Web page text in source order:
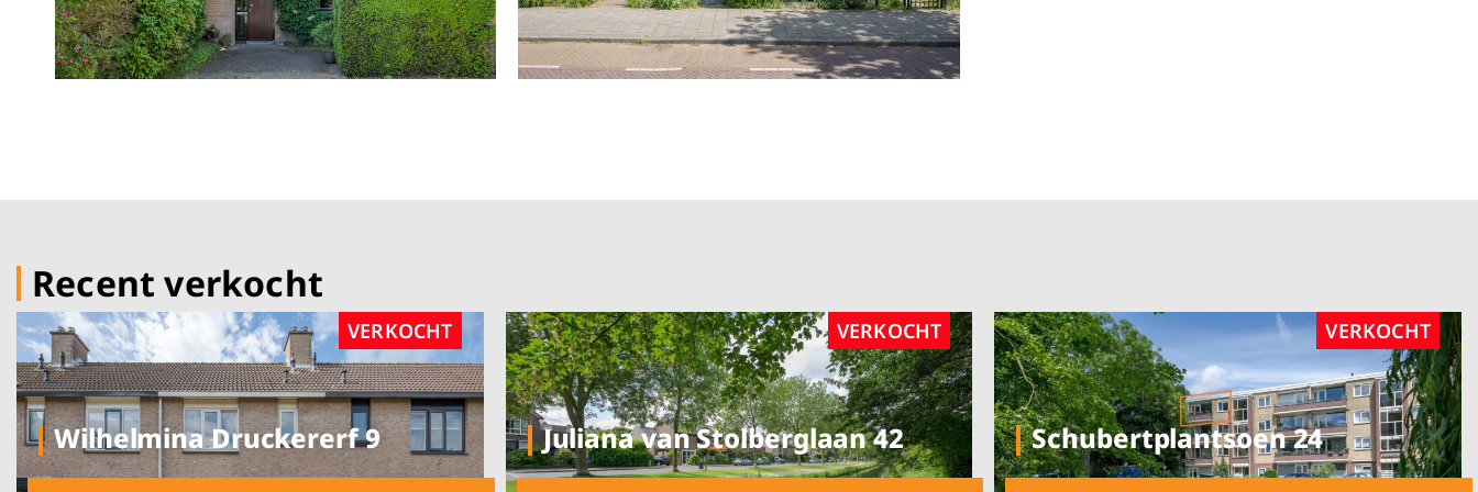
Recent verkocht
VERKOCHT
Wilhelmina Druckererf 9
VERKOCHT
Juliana van Stolberglaan 42
VERKOCHT
Schubertplantsoen 24